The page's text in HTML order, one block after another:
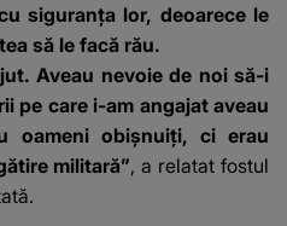
siguranţa lor, deoarece le
să le facă rău.
Aveau nevoie de noi să-i
pe care i-am angajat aveau
oameni obişnuiţi, ci erau
militară”, a relatat fostul